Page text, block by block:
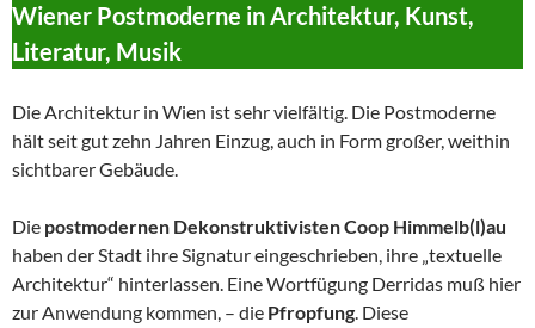
Wiener Postmoderne in Architektur, Kunst,
Literatur, Musik
Die Architektur in Wien ist sehr vielfältig. Die Postmoderne
hält seit gut zehn Jahren Einzug, auch in Form großer, weithin
sichtbarer Gebäude.
Die postmodernen Dekonstruktivisten Coop Himmelb(l)au
haben der Stadt ihre Signatur eingeschrieben, ihre „textuelle
Architektur“ hinterlassen. Eine Wortfügung Derridas muß hier
zur Anwendung kommen, – die Pfropfung. Diese